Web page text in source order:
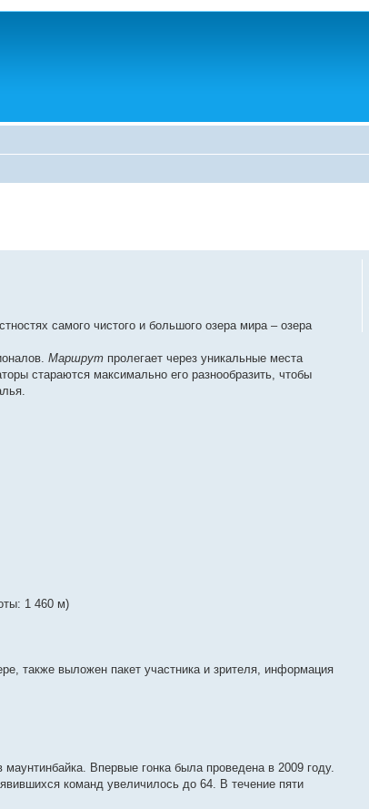
самого чистого и большого озера мира – озера
Маршрут пролегает через уникальные места
стараются максимально его разнообразить, чтобы
1 460 м)
также выложен пакет участника и зрителя, информация
Впервые гонка была проведена в 2009 году.
команд увеличилось до 64. В течение пяти